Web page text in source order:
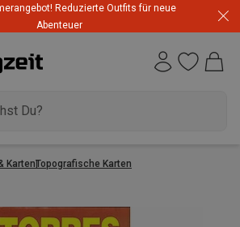
Reduzierte Outfits für neue
Abenteuer
KartenTopografische Karten